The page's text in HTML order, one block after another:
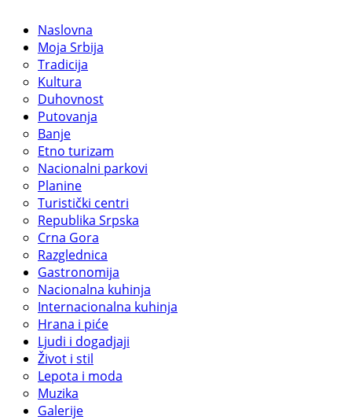
Naslovna
Moja Srbija
Tradicija
Kultura
Duhovnost
Putovanja
Banje
Etno turizam
Nacionalni parkovi
Planine
Turistički centri
Republika Srpska
Crna Gora
Razglednica
Gastronomija
Nacionalna kuhinja
Internacionalna kuhinja
Hrana i piće
Ljudi i dogadjaji
Život i stil
Lepota i moda
Muzika
Galerije